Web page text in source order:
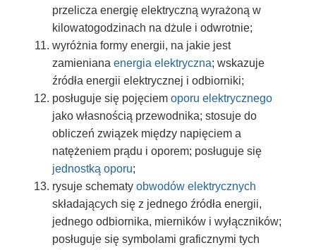
przelicza energię elektryczną wyrażoną w
kilowatogodzinach na dżule i odwrotnie;
wyróżnia formy energii, na jakie jest
zamienianaenergia elektryczna; wskazuje
źródła energii elektrycznej i odbiorniki;
posługuje się pojęciemoporu elektrycznego
jako własnością przewodnika; stosuje do
obliczeń związek między napięciem a
natężeniem prądu i oporem; posługuje się
jednostką oporu;
rysuje schematyobwodów elektrycznych
składających się z jednego źródła energii,
jednego odbiornika, mierników i wyłączników;
posługuje się symbolami graficznymi tych